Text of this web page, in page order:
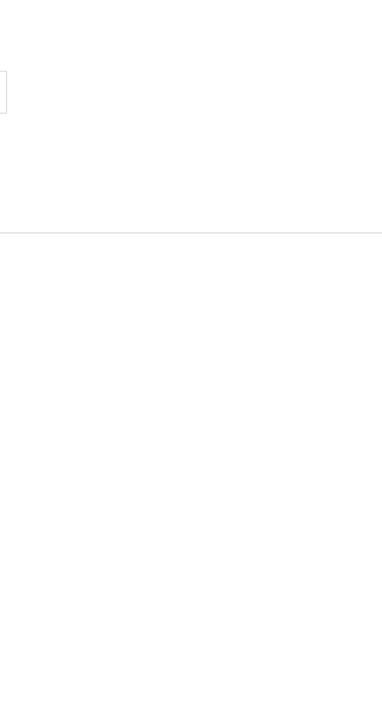
받을 수 있는 카드입니다. 지원대상 및 지원금 지원대상:
(EITC) 수급자 72.5% ~ 92.5% 추가지원 대상 1. 기간